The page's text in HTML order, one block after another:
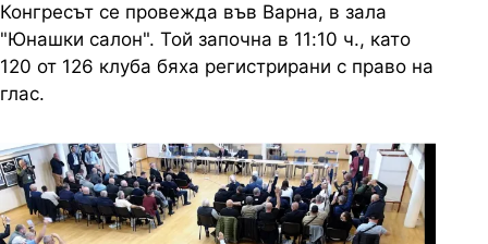
Конгресът се провежда във Варна, в зала
"Юнашки салон". Той започна в 11:10 ч., като
120 от 126 клуба бяха регистрирани с право на
глас.